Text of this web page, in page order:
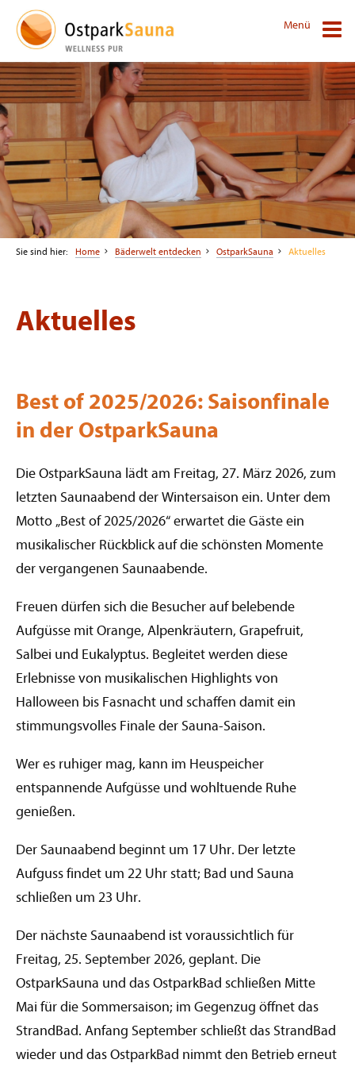
Menü
Sie sind hier: Home Bäderwelt entdecken OstparkSauna Aktuelles
Aktuelles
Best of 2025/2026: Saisonfinale
in der OstparkSauna
Die OstparkSauna lädt am Freitag, 27. März 2026, zum
letzten Saunaabend der Wintersaison ein. Unter dem
Motto „Best of 2025/2026“ erwartet die Gäste ein
musikalischer Rückblick auf die schönsten Momente
der vergangenen Saunaabende.
Freuen dürfen sich die Besucher auf belebende
Aufgüsse mit Orange, Alpenkräutern, Grapefruit,
Salbei und Eukalyptus. Begleitet werden diese
Erlebnisse von musikalischen Highlights von
Halloween bis Fasnacht und schaffen damit ein
stimmungsvolles Finale der Sauna-Saison.
Wer es ruhiger mag, kann im Heuspeicher
entspannende Aufgüsse und wohltuende Ruhe
genießen.
Der Saunaabend beginnt um 17 Uhr. Der letzte
Aufguss findet um 22 Uhr statt; Bad und Sauna
schließen um 23 Uhr.
Der nächste Saunaabend ist voraussichtlich für
Freitag, 25. September 2026, geplant. Die
OstparkSauna und das OstparkBad schließen Mitte
Mai für die Sommersaison; im Gegenzug öffnet das
StrandBad. Anfang September schließt das StrandBad
wieder und das OstparkBad nimmt den Betrieb erneut